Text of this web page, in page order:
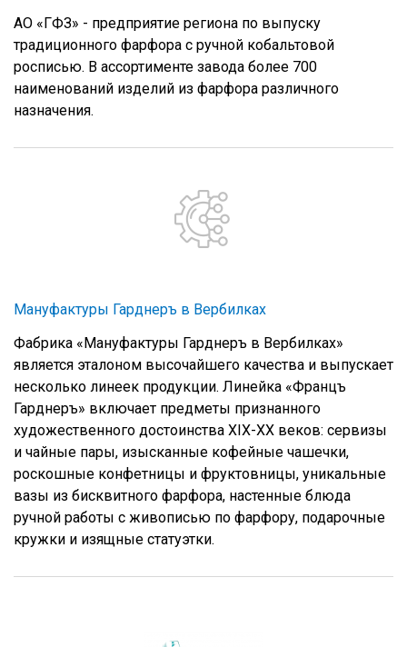
АО «ГФЗ» - предприятие региона по выпуску
традиционного фарфора с ручной кобальтовой
росписью. В ассортименте завода более 700
наименований изделий из фарфора различного
назначения.
Мануфактуры Гарднеръ в Вербилках
Фабрика «Мануфактуры Гарднеръ в Вербилках»
является эталоном высочайшего качества и выпускает
несколько линеек продукции. Линейка «Францъ
Гарднеръ» включает предметы признанного
художественного достоинства XIX-XX веков: сервизы
и чайные пары, изысканные кофейные чашечки,
роскошные конфетницы и фруктовницы, уникальные
вазы из бисквитного фарфора, настенные блюда
ручной работы с живописью по фарфору, подарочные
кружки и изящные статуэтки.